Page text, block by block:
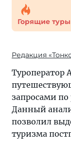
Горящие туры
Редакция
Туроператор
запросами
Данный
позволил
туризма